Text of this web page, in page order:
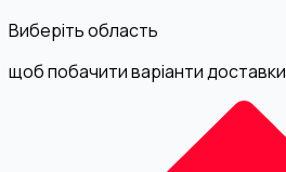
Виберіть область
щоб побачити варіанти доставки